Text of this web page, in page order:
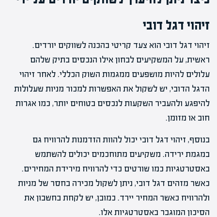
זיהוי דגל דובי
זיהוי דגל דובי הוא צעד קריטי בהכנה לשווקים יורדים.
ראשית, על המשקיעים לבחון אילו הנכסים בתיק שלהם
עלולים להיות מושפעים ממגמות השוק הכללי. לאחר זיהוי
הדגל הדובי, יש לשקול את האפשרות למכור מניות שעלולות
להיפגע ולהעביר השקעות לנכסים בטוחים יותר, כמו אגרות
חוב או מזומן.
בנוסף, זיהוי דגל דובי יכול להוות הזדמנות להרוויח גם
במגמת ירידה. משקיעים מתוחכמים יכולים להשתמש
באסטרטגיות כמו שורטים כדי להרוויח מירידת המחירים.
כאשר מזהים דגל דובי, ניתן לשקול מכירה בחסר של מניות
ולהרוויח כאשר המחיר יירד. כמובן, יש לקחת בחשבון את
הסיכון המוגבר באסטרטגיות אלו.